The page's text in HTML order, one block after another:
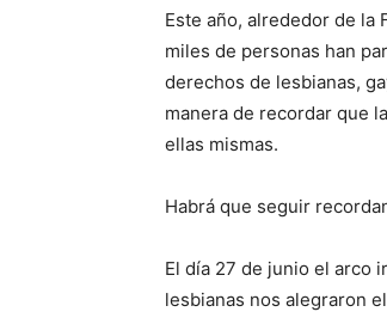
Este año, alrededor de la
miles de personas han
derechos de lesbianas,
manera de recordar que
ellas mismas.
Habrá que seguir
El día 27 de junio el arco
lesbianas nos alegraron